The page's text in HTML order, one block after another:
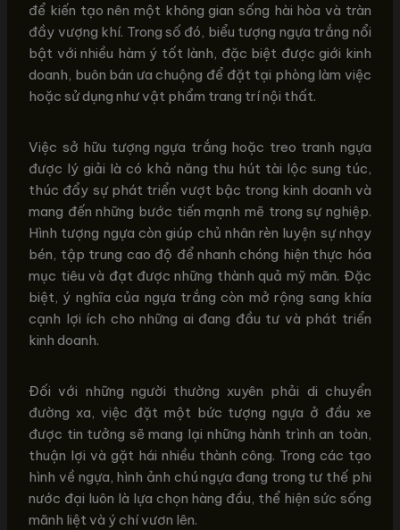
để kiến tạo nên một không gian sống hài hòa và tràn
đầy vượng khí. Trong số đó, biểu tượng ngựa trắng nổi
bật với nhiều hàm ý tốt lành, đặc biệt được giới kinh
doanh, buôn bán ưa chuộng để đặt tại phòng làm việc
hoặc sử dụng như vật phẩm trang trí nội thất.
Việc sở hữu tượng ngựa trắng hoặc treo tranh ngựa
được lý giải là có khả năng thu hút tài lộc sung túc,
thúc đẩy sự phát triển vượt bậc trong kinh doanh và
mang đến những bước tiến mạnh mẽ trong sự nghiệp.
Hình tượng ngựa còn giúp chủ nhân rèn luyện sự nhạy
bén, tập trung cao độ để nhanh chóng hiện thực hóa
mục tiêu và đạt được những thành quả mỹ mãn. Đặc
biệt, ý nghĩa của ngựa trắng còn mở rộng sang khía
cạnh lợi ích cho những ai đang đầu tư và phát triển
kinh doanh.
Đối với những người thường xuyên phải di chuyển
đường xa, việc đặt một bức tượng ngựa ở đầu xe
được tin tưởng sẽ mang lại những hành trình an toàn,
thuận lợi và gặt hái nhiều thành công. Trong các tạo
hình về ngựa, hình ảnh chú ngựa đang trong tư thế phi
nước đại luôn là lựa chọn hàng đầu, thể hiện sức sống
mãnh liệt và ý chí vươn lên.